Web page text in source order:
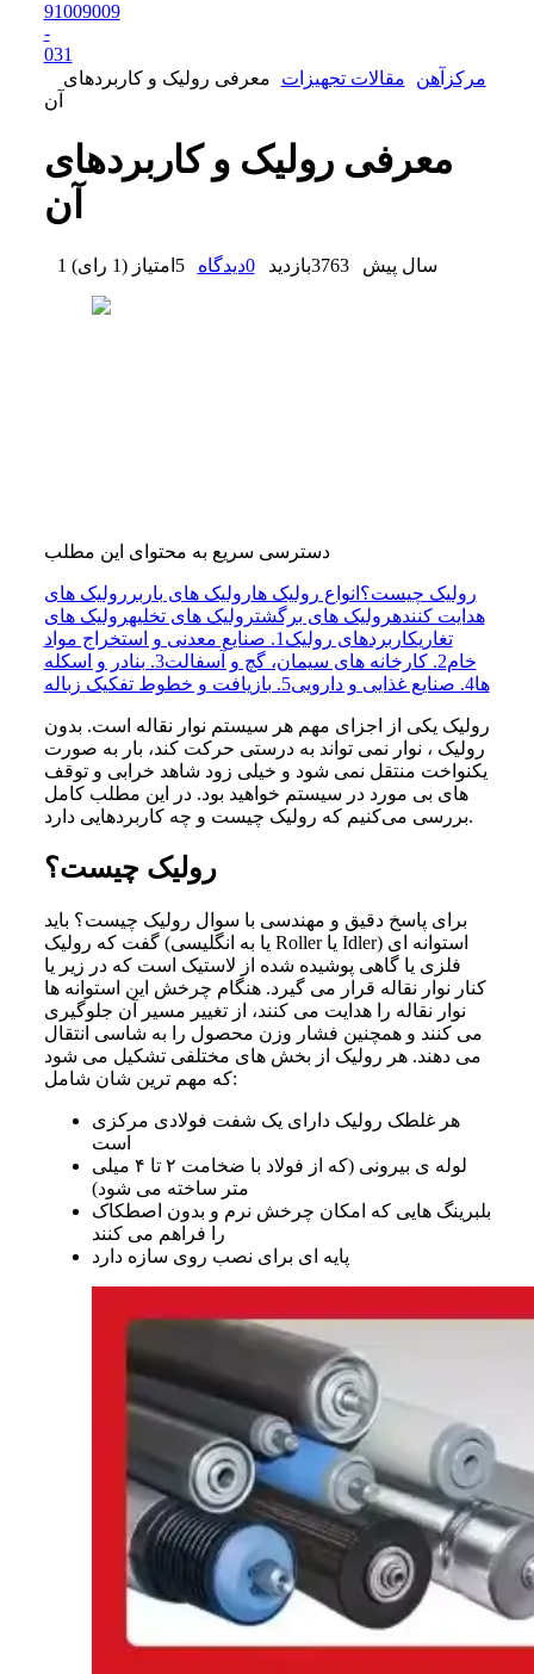
91009009
-
031
مرکزآهن
مقالات تجهیزات
معرفی رولیک و کاربردهای
آن
معرفی رولیک و کاربردهای
آن
1 سال پیش 3763بازدید 0دیدگاه 5 امتیاز (1 رای )
دسترسی سریع به محتوای این مطلب
رولیک چیست؟ انواع رولیک هارولیک های باربر رولیک های
هدایت کنندهرولیک های برگشترولیک های تخلیهرولیک های
تغاریکاربردهای رولیک 1. صنایع معدنی و استخراج مواد
خام2. کارخانه های سیمان، گچ و آسفالت
3. بنادر و اسکله
ها4. صنایع غذایی و دارویی 5. بازیافت و خطوط تفکیک زباله
رولیک یکی از اجزای مهم هر سیستم نوار نقاله است. بدون
رولیک ، نوار نمی تواند به درستی حرکت کند، بار به صورت
یکنواخت منتقل نمی شود و خیلی زود شاهد خرابی و توقف
های بی مورد در سیستم خواهید بود. در این مطلب کامل
بررسی می‌کنیم که رولیک چیست و چه کاربردهایی دارد.
رولیک چیست؟
برای پاسخ دقیق و مهندسی با سوال رولیک چیست؟ باید
گفت که رولیک (یا به انگلیسی Roller یا Idler) استوانه ای
فلزی یا گاهی پوشیده شده از لاستیک است که در زیر یا
کنار نوار نقاله قرار می گیرد. هنگام چرخش این استوانه ها
نوار نقاله را هدایت می کنند، از تغییر مسیر آن جلوگیری
می کنند و همچنین فشار وزن محصول را به شاسی انتقال
می دهند. هر رولیک از بخش های مختلفی تشکیل می شود
که مهم ترین شان شامل:
هر غلطک رولیک دارای یک شفت فولادی مرکزی
است
لوله ی بیرونی (که از فولاد با ضخامت ۲ تا ۴ میلی
متر ساخته می شود)
بلبرینگ هایی که امکان چرخش نرم و بدون اصطکاک
را فراهم می کنند
پایه ای برای نصب روی سازه دارد